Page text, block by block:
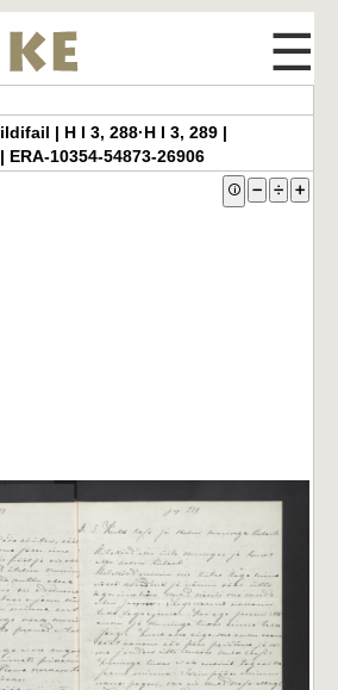
☰
| H I 3, 288·H I 3, 289 |
10354-54873-26906